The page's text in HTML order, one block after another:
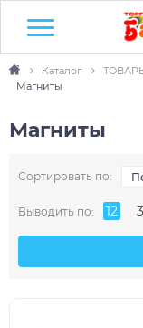
Каталог
Магниты
Магниты
Сортировать по:
Выводить по: 12